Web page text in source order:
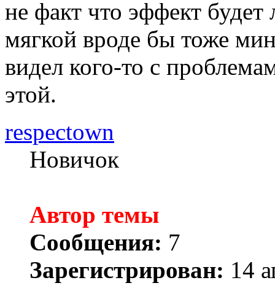
не факт что эффект будет
мягкой вроде бы тоже
видел кого-то с
этой.
respectown
Новичок
Автор темы
Сообщения: 7
Зарегистрирован: 14